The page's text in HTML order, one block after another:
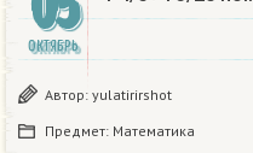
ОКТЯБРЬ
Автор: yulatirirshot
Предмет: Математика